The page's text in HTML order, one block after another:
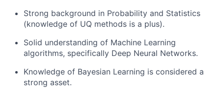
Strong background in Probability and Statistics
(knowledge of UQ methods is a plus).
Solid understanding of Machine Learning
algorithms, specifically Deep Neural Networks.
Knowledge of Bayesian Learning is considered a
strong asset.